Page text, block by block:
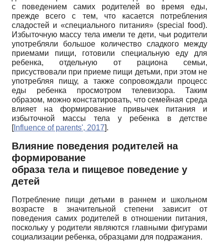
с поведением самих родителей во время еды,
прежде всего с тем, что касается потребления
сладостей и «специального питания» (special food).
Избыточную массу тела имели те дети, чьи родители
употребляли большое количество сладкого между
приемами пищи, готовили специальную еду для
ребенка, отдельную от рациона семьи,
присуствовали при приеме пищи детьми, при этом не
употребляя пищу, а также сопровождали процесс
еды ребенка просмотром телевизора. Таким
образом, можно констатировать, что семейная среда
влияет на формирование привычек питания и
избыточной массы тела у ребенка в детстве
[Influence of parents', 2017].
Влияние поведения родителей на
формирование
образа тела и пищевое поведение у
детей
Потребление пищи детьми в раннем и школьном
возрасте в значительной степени зависит от
поведения самих родителей в отношении питания,
поскольку у родители являются главными фигурами
социализации ребенка, образцами для подражания.